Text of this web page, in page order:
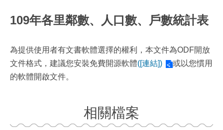
109年各里鄰數、人口數、戶數統計表
為提供使用者有文書軟體選擇的權利，本文件為ODF開放
文件格式，建議您安裝免費開源軟體([連結])
或以您慣用
的軟體開啟文件。
相關檔案